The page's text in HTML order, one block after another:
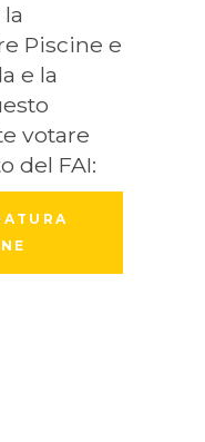
Piscine e
e la
votare
del FAI: